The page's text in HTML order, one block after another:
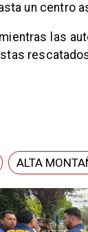
un centro
las
ALTA